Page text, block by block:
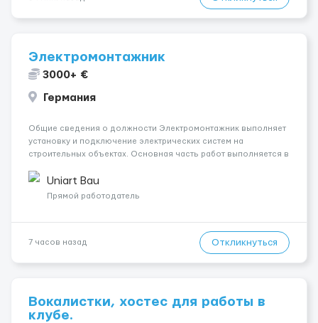
Электромонтажник
3000+ €
Германия
Общие сведения о должности Электромонтажник выполняет
установку и подключение электрических систем на
строительных объектах. Основная часть работ выполняется в
делаем только для профессионалов с доказательным
портфолио Обязанности ...
Uniart Bau
Прямой работодатель
7 часов назад Откликнуться
Вокалистки, хостес для работы в
клубе.